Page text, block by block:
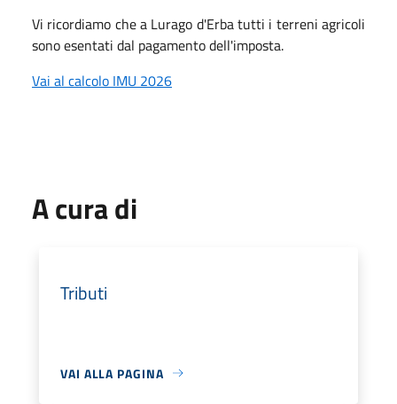
Vi ricordiamo che a Lurago d'Erba tutti i terreni agricoli
sono esentati dal pagamento dell'imposta.
Vai al calcolo IMU 2026
A cura di
Tributi
VAI ALLA PAGINA